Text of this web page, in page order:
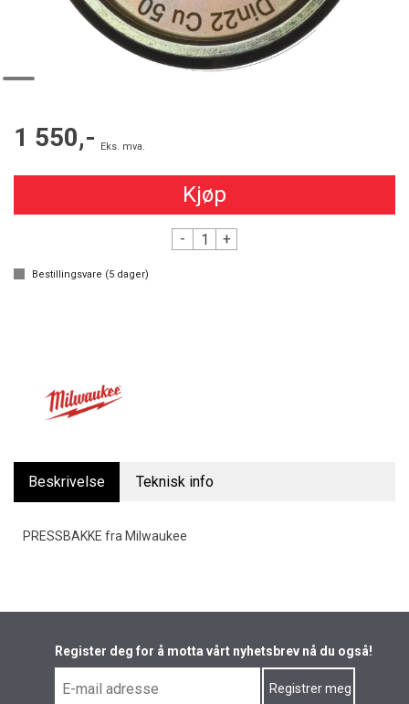
1 550,- Eks. mva.
Kjøp
- +
Bestillingsvare (5 dager)
Beskrivelse Teknisk info
PRESSBAKKE fra Milwaukee
Register deg for å motta vårt nyhetsbrev nå du også!